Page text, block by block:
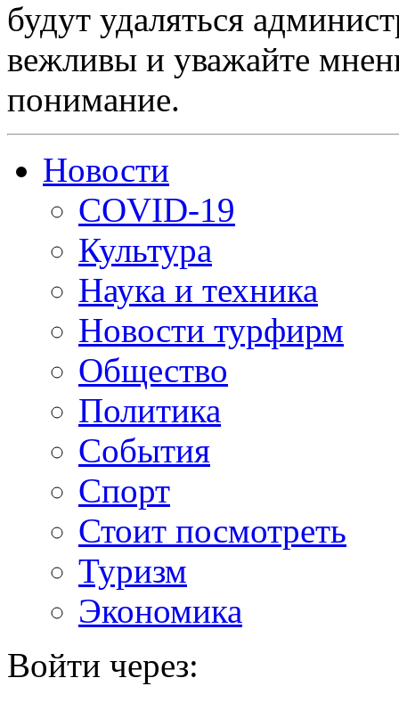
будут удаляться
вежливы и уважайте
понимание.
Новости
COVID-19
Культура
Наука и техника
Новости турфирм
Общество
Политика
События
Спорт
Стоит посмотреть
Туризм
Экономика
Войти через: